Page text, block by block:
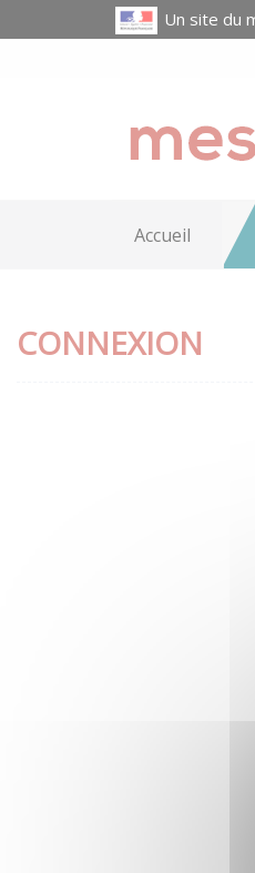
Un site du
Accueil
CONNEXION